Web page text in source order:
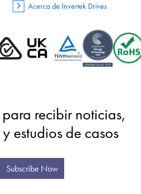
Acerca de Invertek Drives
recibir noticias,
estudios de casos
Subscribe Now